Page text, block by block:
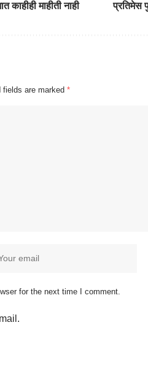
माहीती नाही
प्रतिमेस
fields are marked *
for the next time I comment.